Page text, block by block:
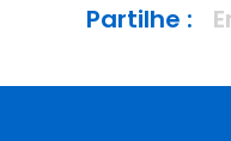
Partilhe :